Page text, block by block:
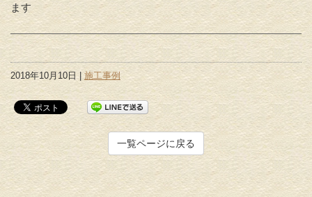
ます
2018年10月10日 | 施工事例
一覧ページに戻る